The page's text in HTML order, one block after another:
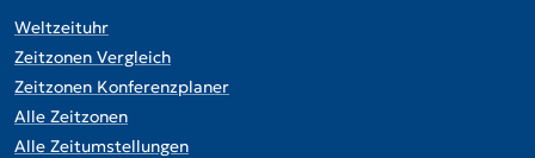
Weltzeituhr
Zeitzonen Vergleich
Zeitzonen Konferenzplaner
Alle Zeitzonen
Alle Zeitumstellungen